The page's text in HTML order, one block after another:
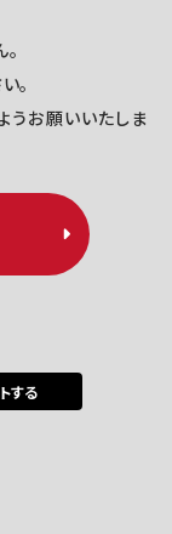
。
うお願いいたしま
する